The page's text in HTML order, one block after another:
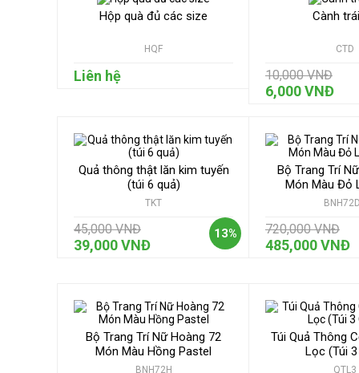
Hộp quà đủ các size
HQF
Liên hệ
Cành
CTD
10,000 VNĐ
6,000 VNĐ
13%
Quả thông thật lăn kim tuyến
(túi 6 quả)
TKT
45,000 VNĐ
39,000 VNĐ
Bộ Trang Trí
Món Màu Đỏ
720,000 VNĐ
485,000 VNĐ
Bộ Trang Trí Nữ Hoàng 72
Món Màu Hồng Pastel
BNH72H
Túi Quả Thông
Lọc (Túi 3
QTL3